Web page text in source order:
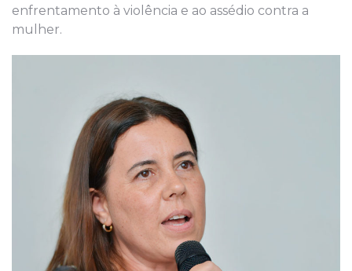
enfrentamento à violência e ao assédio contra a
mulher.